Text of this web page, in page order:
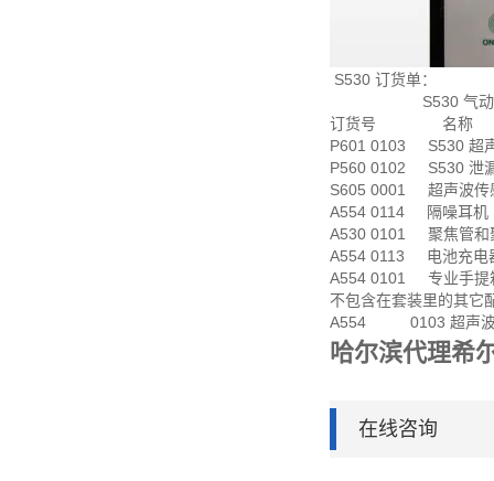
S530 订货单：
S530 气动系统
订货号 名称
P601 0103 S530 超
P560 0102 S530 泄
S605 0001 超声波传
A554 0114 隔噪耳机
A530 0101 聚焦管和
A554 0113 电池充电
A554 0101 专业手提
不包含在套装里的其它
A554 0103 超声波
哈尔滨代理希
在线咨询